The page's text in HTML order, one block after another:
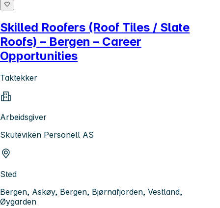
Skilled Roofers (Roof Tiles / Slate
Roofs) – Bergen – Career
Opportunities
Taktekker
Arbeidsgiver
Skuteviken Personell AS
Sted
Bergen, Askøy, Bergen, Bjørnafjorden, Vestland,
Øygarden